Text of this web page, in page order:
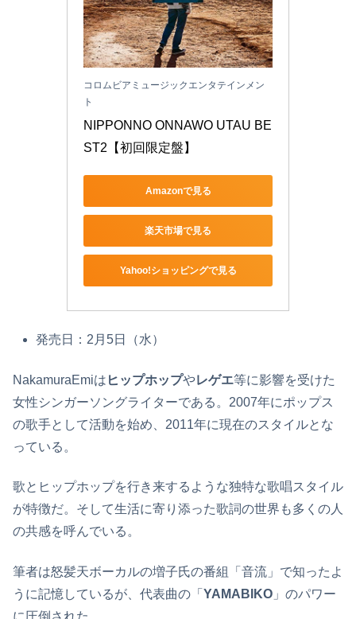
コロムビアミュージックエンタテインメン
ト
NIPPONNO ONNAWO UTAU BE
ST2【初回限定盤】
Amazonで見る
楽天市場で見る
Yahoo!ショッピングで見る
発売日：2月5日（水）
NakamuraEmiは ヒップホップやレゲエ等に影響を受けた
女性シンガーソングライターである。2007年にポップス
の歌手として活動を始め、2011年に現在のスタイルとな
っている。
歌とヒップホップを行き来するような独特な歌唱スタイル
が特徴だ。そして生活に寄り添った歌詞の世界も多くの人
の共感を呼んでいる。
筆者は怒髪天ボーカルの増子氏の番組「音流」で知ったよ
うに記憶しているが、代表曲の「 YAMABIKO 」のパワー
に圧倒された。